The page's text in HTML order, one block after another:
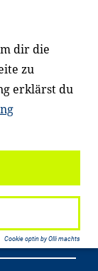
Viele
dabei.
gezielt
dir die
zu
erklärst du
Cookie optin by Olli machts